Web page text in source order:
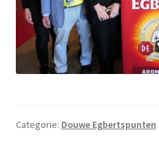
Categorie: Douwe Egbertspunten